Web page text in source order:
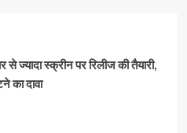
से ज्यादा स्क्रीन पर रिलीज की तैयारी,
का दावा